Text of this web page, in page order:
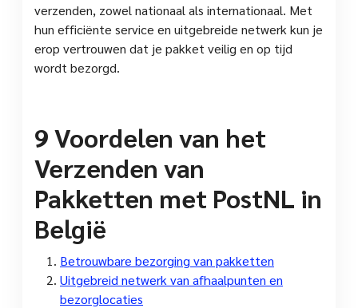
verzenden, zowel nationaal als internationaal. Met
hun efficiënte service en uitgebreide netwerk kun je
erop vertrouwen dat je pakket veilig en op tijd
wordt bezorgd.
9 Voordelen van het
Verzenden van
Pakketten met PostNL in
België
Betrouwbare bezorging van pakketten
Uitgebreid netwerk van afhaalpunten en
bezorglocaties